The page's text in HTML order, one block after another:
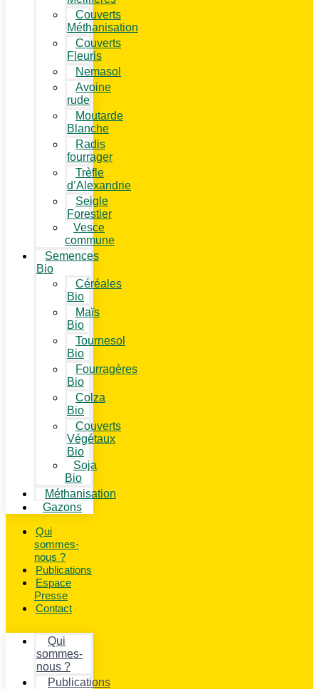
Couverts
Méthanisation
Couverts
Fleuris
Nemasol
Avoine
rude
Moutarde
Blanche
Radis
fourrager
Trèfle
d’Alexandrie
Seigle
Forestier
Vesce
commune
Semences
Bio
Céréales
Bio
Maïs
Bio
Tournesol
Bio
Fourragères
Bio
Colza
Bio
Couverts
Végétaux
Bio
Soja
Bio
Méthanisation
Gazons
Qui
sommes-
nous ?
Publications
Espace
Presse
Contact
Qui
sommes-
nous ?
Publications